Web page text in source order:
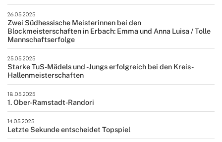
26.05.2025
Zwei Südhessische Meisterinnen bei den
Blockmeisterschaften in Erbach: Emma und Anna Luisa / Tolle
Mannschaftserfolge
25.05.2025
Starke TuS-Mädels und -Jungs erfolgreich bei den Kreis-
Hallenmeisterschaften
18.05.2025
1. Ober-Ramstadt-Randori
14.05.2025
Letzte Sekunde entscheidet Topspiel